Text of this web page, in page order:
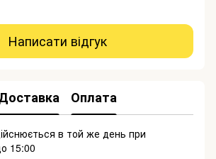
Написати відгук
Оплата
в той же день при
15:00